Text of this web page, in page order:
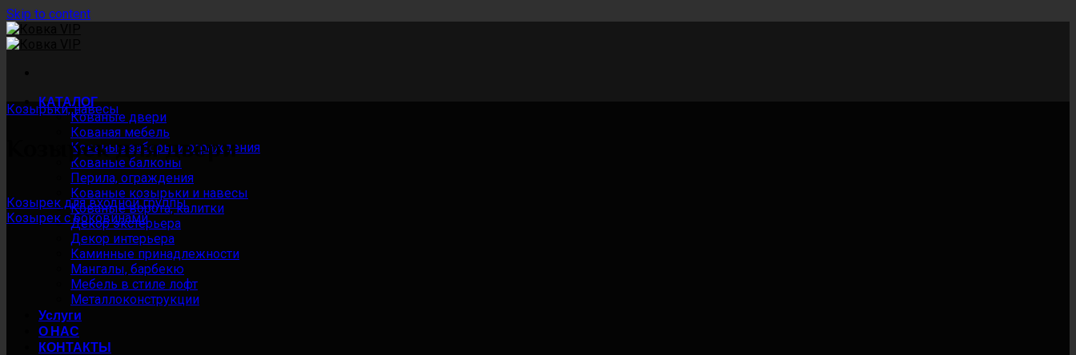
Skip to content
КАТАЛОГ
Кованые двери
Кованая мебель
Кованые заборы и ограждения
Кованые балконы
Перила, ограждения
Кованые козырьки и навесы
Кованые ворота, калитки
Декор экстерьера
Декор интерьера
Каминные принадлежности
Мангалы, барбекю
Мебель в стиле лофт
Металлоконструкции
Услуги
О НАС
КОНТАКТЫ
Козырьки, навесы
Козырек для двери
Козырек для входной группы
Козырек с боковинами